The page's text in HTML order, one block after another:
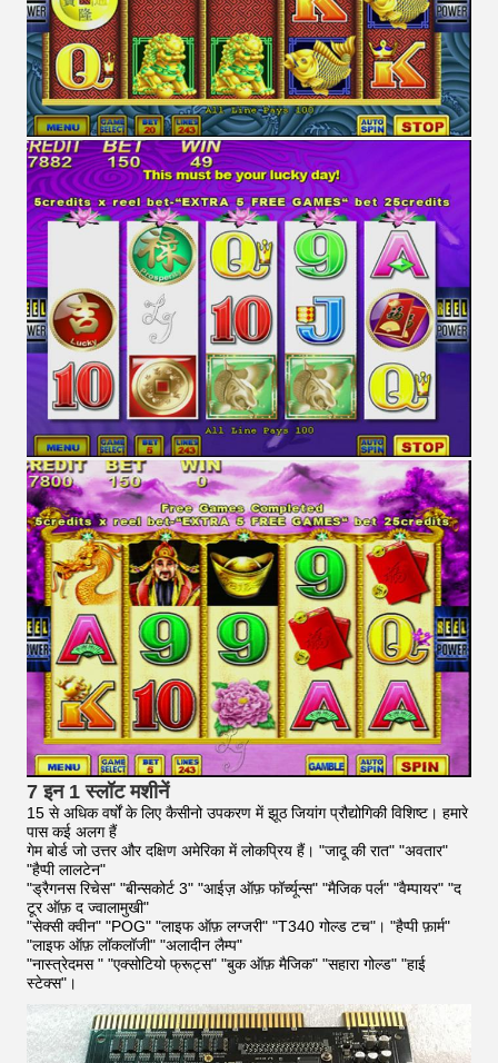
7 इन 1 स्लॉट मशीनें
15 से अधिक वर्षों के लिए कैसीनो उपकरण में झूठ जियांग प्रौद्योगिकी विशिष्ट। हमारे
पास कई अलग हैं
गेम बोर्ड जो उत्तर और दक्षिण अमेरिका में लोकप्रिय हैं। "जादू की रात" "अवतार"
"हैप्पी लालटेन"
"ड्रैगनस रिचेस" "बीन्सकोर्ट 3" "आईज़ ऑफ़ फॉर्च्यून्स" "मैजिक पर्ल" "वैम्पायर" "द
टूर ऑफ़ द ज्वालामुखी"
"सेक्सी क्वीन" "POG" "लाइफ ऑफ़ लग्जरी" "T340 गोल्ड टच"। "हैप्पी फ़ार्म"
"लाइफ ऑफ़ लॉकलॉजी" "अलादीन लैम्प"
"नास्त्रेदमस " "एक्सोटियो फ्रूट्स" "बुक ऑफ़ मैजिक" "सहारा गोल्ड" "हाई
स्टेक्स"।